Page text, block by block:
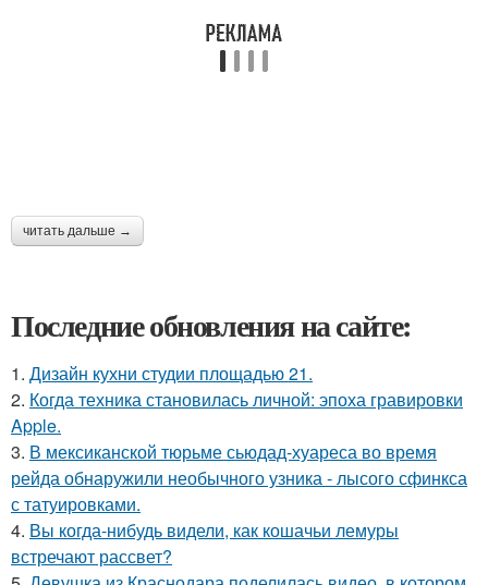
читать дальше →
Последние обновления на сайте:
1. Дизайн кухни студии площадью 21.
2. Когда техника становилась личной: эпоха гравировки
Apple.
3. В мексиканской тюрьме сьюдад-хуареса во время
рейда обнаружили необычного узника - лысого сфинкса
с татуировками.
4. Вы когда-нибудь видели, как кошачьи лемуры
встречают рассвет?